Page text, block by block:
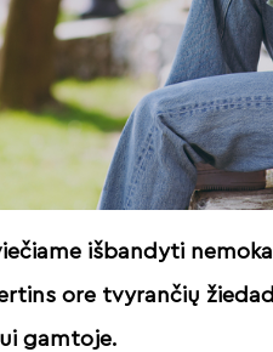
išbandyti
ore tvyrančių
gamtoje.